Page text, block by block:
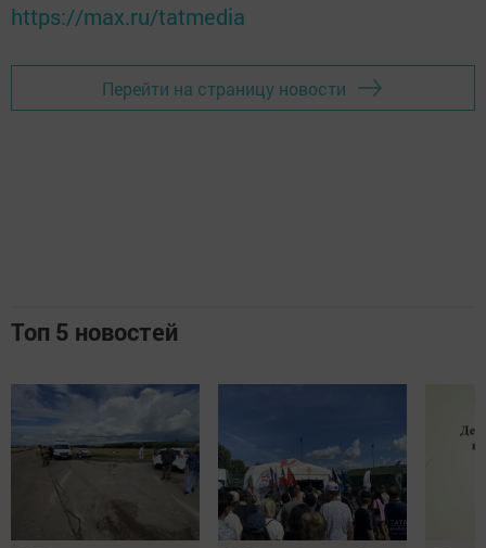
https://max.ru/tatmedia
Перейти на страницу новости
Топ 5 новостей